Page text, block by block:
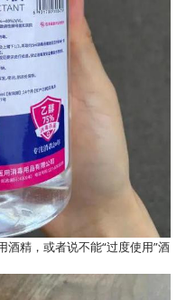
精，或者说不能“过度使用”酒